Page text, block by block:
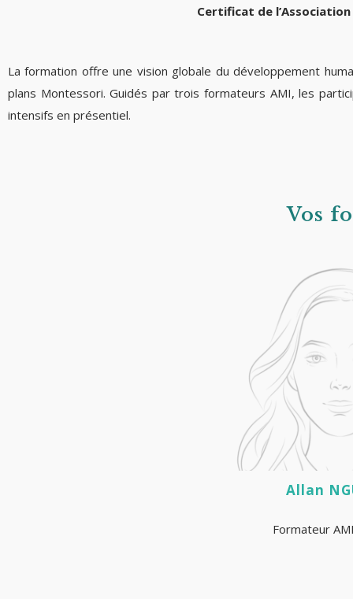
Certificat de
La formation offre une vision globale du développement
plans Montessori. Guidés par trois formateurs AMI, les
intensifs en présentiel.
Vos
Allan
Formateur